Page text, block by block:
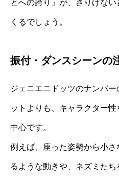
とへの誇り」が、さりげな
くるでしょう。
振付・ダンスシーンの
ジェニエニドッツのナンバ
ットよりも、キャラクター
中心です。
例えば、座った姿勢から小
るような動きや、ネズミた